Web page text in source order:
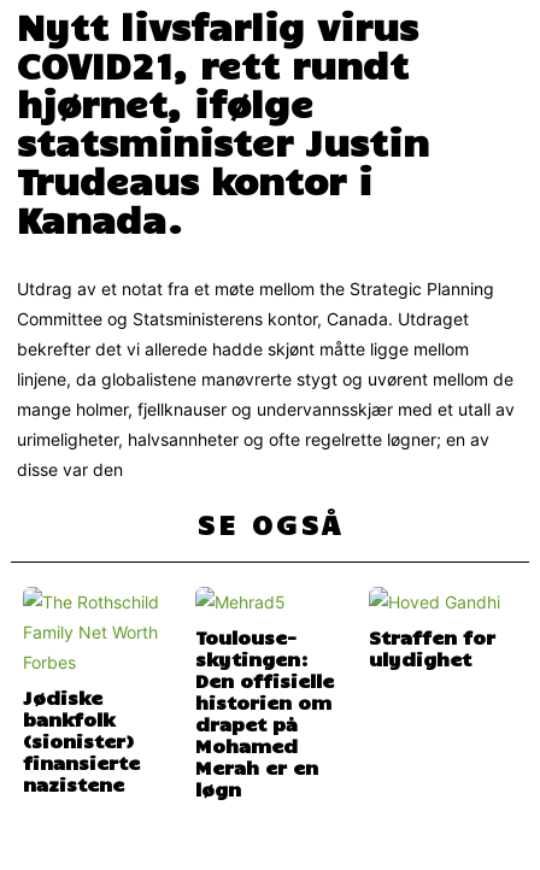
Nytt livsfarlig virus
COVID21, rett rundt
hjørnet, ifølge
statsminister Justin
Trudeaus kontor i
Kanada.
Utdrag av et notat fra et møte mellom the Strategic Planning
Committee og Statsministerens kontor, Canada. Utdraget
bekrefter det vi allerede hadde skjønt måtte ligge mellom
linjene, da globalistene manøvrerte stygt og uvørent mellom de
mange holmer, fjellknauser og undervannsskjær med et utall av
urimeligheter, halvsannheter og ofte regelrette løgner; en av
disse var den
SE OGSÅ
Jødiske
bankfolk
(sionister)
finansierte
nazistene
Toulouse-
skytingen:
Den offisielle
historien om
drapet på
Mohamed
Merah er en
løgn
Straffen for
ulydighet